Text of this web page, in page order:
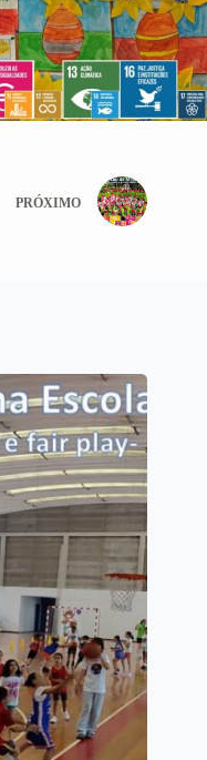
PRÓXIMO